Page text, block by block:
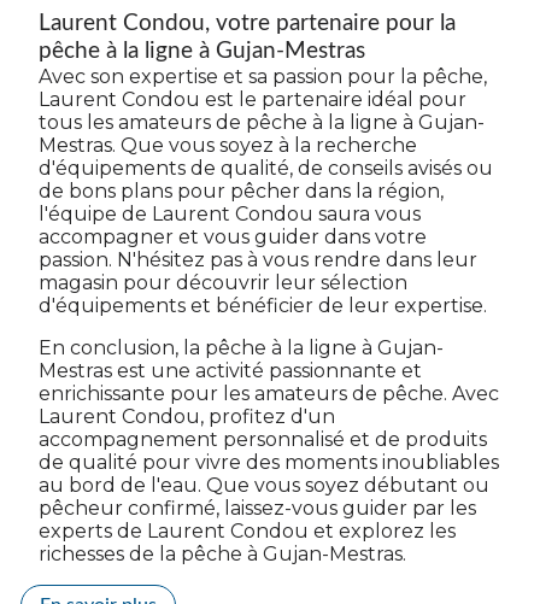
Laurent Condou, votre partenaire pour la
pêche à la ligne à Gujan-Mestras
Avec son expertise et sa passion pour la pêche,
Laurent Condou est le partenaire idéal pour
tous les amateurs de pêche à la ligne à Gujan-
Mestras. Que vous soyez à la recherche
d'équipements de qualité, de conseils avisés ou
de bons plans pour pêcher dans la région,
l'équipe de Laurent Condou saura vous
accompagner et vous guider dans votre
passion. N'hésitez pas à vous rendre dans leur
magasin pour découvrir leur sélection
d'équipements et bénéficier de leur expertise.
En conclusion, la pêche à la ligne à Gujan-
Mestras est une activité passionnante et
enrichissante pour les amateurs de pêche. Avec
Laurent Condou, profitez d'un
accompagnement personnalisé et de produits
de qualité pour vivre des moments inoubliables
au bord de l'eau. Que vous soyez débutant ou
pêcheur confirmé, laissez-vous guider par les
experts de Laurent Condou et explorez les
richesses de la pêche à Gujan-Mestras.